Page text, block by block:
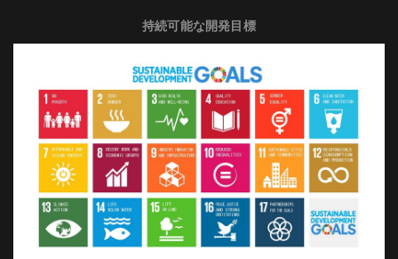
持続可能な開発目標